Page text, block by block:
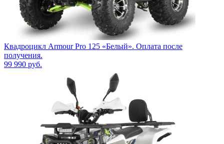
Квадроцикл Armour Pro 125 «Белый». Оплата после
получения.
99 990 руб.